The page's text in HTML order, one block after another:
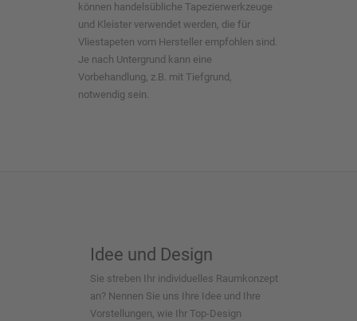
können handelsübliche Tapezierwerkzeuge
und Kleister verwendet werden, die für
Vliestapeten vom Hersteller empfohlen sind.
Je nach Untergrund kann eine
Vorbehandlung, z.B. mit Tiefgrund,
notwendig sein.
Idee und Design
Sie streben Ihr individuelles Raumkonzept
an? Nennen Sie uns Ihre Idee und Ihre
Vorstellungen, wie Ihr Top-Design